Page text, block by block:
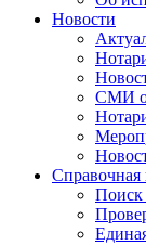
Новости
СМИ о
Поиск